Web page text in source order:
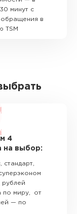
минут с
обращения в
TSM
4
на выбор:
стандарт,
по миру, от
— по